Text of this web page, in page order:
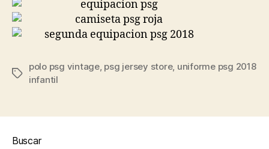
Etiquetas
polo psg vintage, psg jersey store, uniforme psg 2018
infantil
Buscar